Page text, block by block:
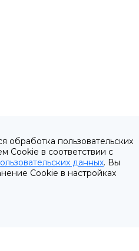
обработка пользовательских
Cookie в соответствии с
данных. Вы
Cookie в настройках